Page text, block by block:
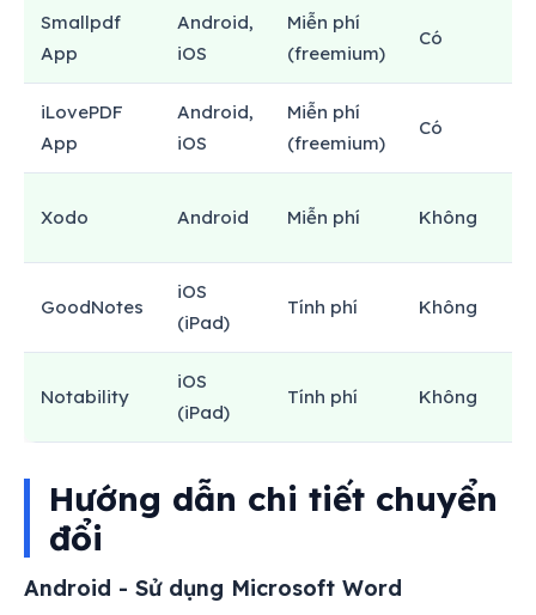
Smallpdf
App
Android,
iOS
Miễn phí
(freemium)
Có
iLovePDF
App
Android,
iOS
Miễn phí
(freemium)
Có
Xodo Android Miễn phí Không
GoodNotes
iOS
(iPad)
Tính phí Không
Notability
iOS
(iPad)
Tính phí Không
Hướng dẫn chi tiết chuyển
đổi
Android - Sử dụng Microsoft Word